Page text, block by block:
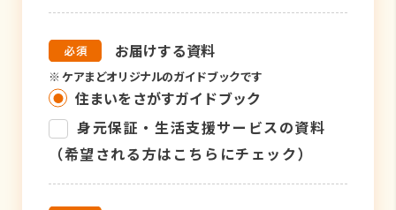
お届けする資料
※ ケアまどオリジナルのガイドブックです
住まいをさがすガイドブック
身元保証・生活支援サービスの資料
（希望される方はこちらにチェック）